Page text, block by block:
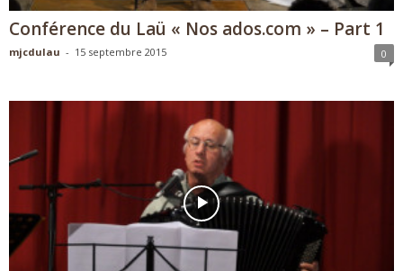
Conférence du Laü « Nos ados.com » – Part 1
mjcdulau - 15 septembre 2015 0